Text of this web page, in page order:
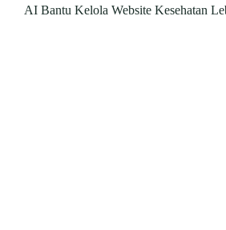
AI Bantu Kelola Website Kesehatan